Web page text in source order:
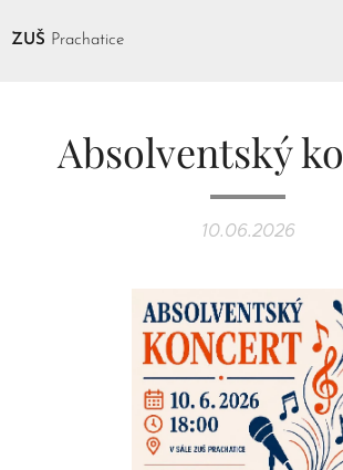
ZUŠ Prachatice
Absolventský
10.06.2026